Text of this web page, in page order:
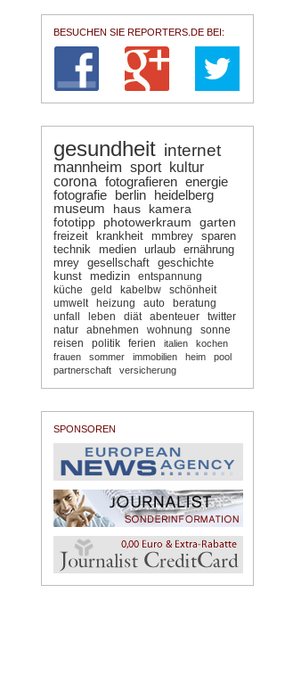
BESUCHEN SIE REPORTERS.DE BEI:
gesundheit internet
mannheim sport
kultur
corona fotografieren energie
fotografie
berlin
heidelberg
museum
haus kamera
fototipp photowerkraum
garten
freizeit
krankheit mmbrey
sparen
technik
medien urlaub
ernährung
mrey
gesellschaft
geschichte
kunst
medizin
entspannung
küche
geld kabelbw
schönheit
umwelt
heizung auto
beratung
unfall
leben diät abenteuer
twitter
natur
abnehmen wohnung
sonne
reisen
politik ferien italien
kochen
frauen
sommer immobilien heim
pool
partnerschaft
versicherung
SPONSOREN